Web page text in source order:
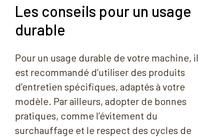
Les conseils pour un usage
durable
Pour un usage durable de votre machine, il
est recommandé d’utiliser des produits
d’entretien spécifiques, adaptés à votre
modèle. Par ailleurs, adopter de bonnes
pratiques, comme l’évitement du
surchauffage et le respect des cycles de